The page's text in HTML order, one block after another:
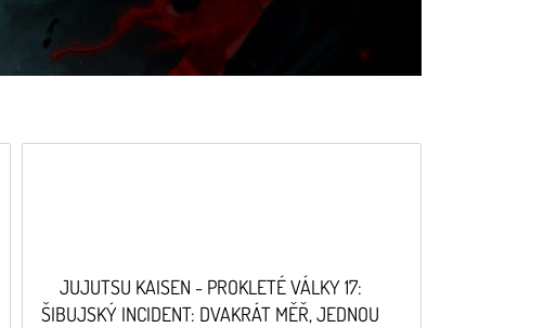
JUJUTSU KAISEN - PROKLETÉ VÁLKY 17:
ŠIBUJSKÝ INCIDENT: DVAKRÁT MĚŘ, JEDNOU